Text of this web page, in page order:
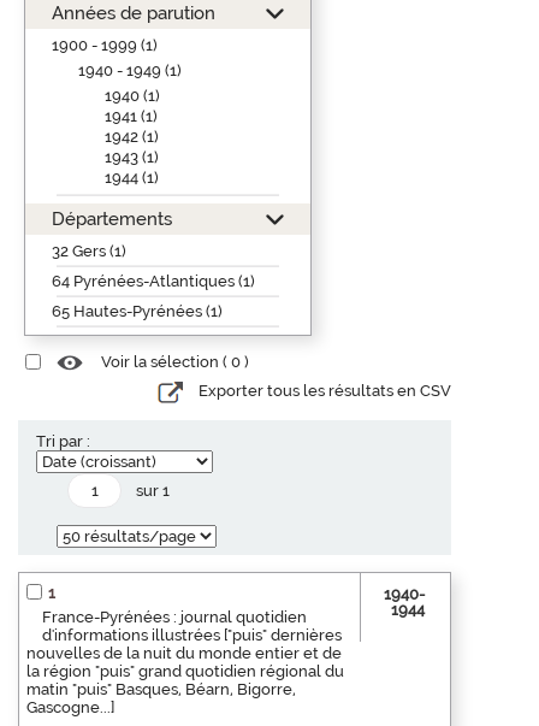
Années de parution
1900 - 1999 (1)
1940 - 1949 (1)
1940 (1)
1941 (1)
1942 (1)
1943 (1)
1944 (1)
Départements
32 Gers (1)
64 Pyrénées-Atlantiques (1)
65 Hautes-Pyrénées (1)
Voir la sélection ( 0 )
Exporter tous les résultats en CSV
Tri par :
sur 1
1
France-Pyrénées : journal quotidien
d'informations illustrées ["puis" dernières
nouvelles de la nuit du monde entier et de
la région "puis" grand quotidien régional du
matin "puis" Basques, Béarn, Bigorre,
Gascogne...]
1940-
1944